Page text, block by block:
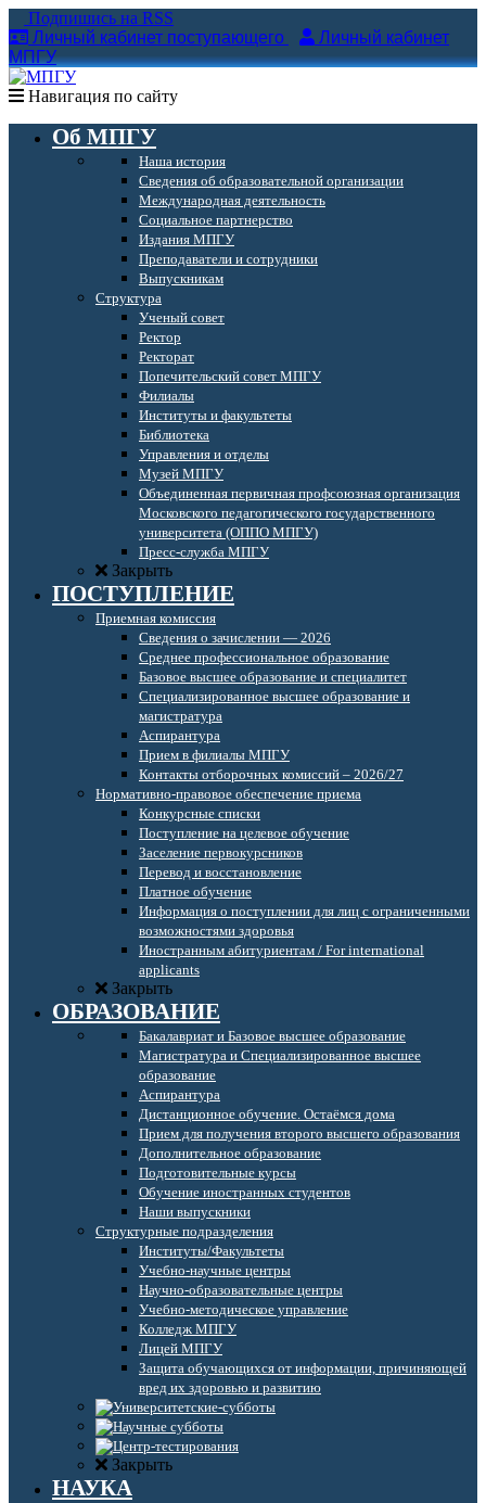
Подпишись на RSS
Личный кабинет поступающего
Личный кабинет
МПГУ
Навигация по сайту
Об МПГУ
Наша история
Сведения об образовательной организации
Международная деятельность
Социальное партнерство
Издания МПГУ
Преподаватели и сотрудники
Выпускникам
Структура
Ученый совет
Ректор
Ректорат
Попечительский совет МПГУ
Филиалы
Институты и факультеты
Библиотека
Управления и отделы
Музей МПГУ
Объединенная первичная профсоюзная организация
Московского педагогического государственного
университета (ОППО МПГУ)
Пресс-служба МПГУ
Закрыть
ПОСТУПЛЕНИЕ
Приемная комиссия
Сведения о зачислении — 2026
Среднее профессиональное образование
Базовое высшее образование и специалитет
Специализированное высшее образование и
магистратура
Аспирантура
Прием в филиалы МПГУ
Контакты отборочных комиссий – 2026/27
Нормативно-правовое обеспечение приема
Конкурсные списки
Поступление на целевое обучение
Заселение первокурсников
Перевод и восстановление
Платное обучение
Информация о поступлении для лиц с ограниченными
возможностями здоровья
Иностранным абитуриентам / For international
applicants
Закрыть
ОБРАЗОВАНИЕ
Бакалавриат и Базовое высшее образование
Магистратура и Специализированное высшее
образование
Аспирантура
Дистанционное обучение. Остаёмся дома
Прием для получения второго высшего образования
Дополнительное образование
Подготовительные курсы
Обучение иностранных студентов
Наши выпускники
Структурные подразделения
Институты/Факультеты
Учебно-научные центры
Научно-образовательные центры
Учебно-методическое управление
Колледж МПГУ
Лицей МПГУ
Защита обучающихся от информации, причиняющей
вред их здоровью и развитию
Закрыть
НАУКА